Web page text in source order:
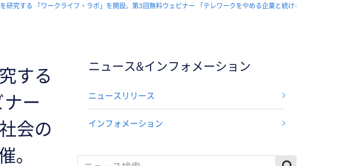
研究する 「ワークライフ・ラボ」を開設。第3回無料ウェビナー 「テレワークをやめる企業と続ける企業 ～近未来
する
ー
会の
。
ニュース&インフォメーション
ニュースリリース
インフォメーション